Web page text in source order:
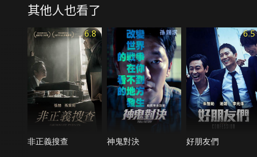
其他人也看了
6.8
非正義搜查 神鬼對決
6.5
好朋友們